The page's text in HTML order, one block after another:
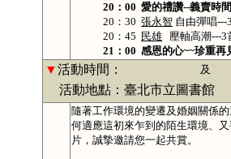
20：00 愛的禮讚--義賣時間
20：30 張永智 自由彈唱---
20：45 民雄 壓軸高潮---3
21：00 感恩的心~~珍重再
▼活動時間： 及
活動地點：臺北市立圖書館
隨著工作環境的變遷及婚姻關係
何適應這初來乍到的陌生環境、
片，誠摯邀請您一起共賞。